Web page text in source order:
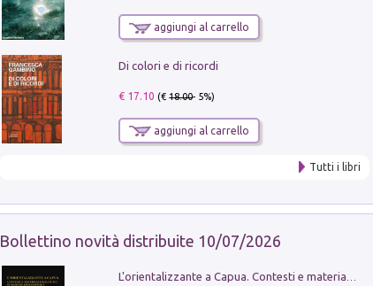
aggiungi al carrello
Di colori e di ricordi
€ 17.10 (€18.00- 5%)
aggiungi al carrello
Tutti i libri
Bollettino novità distribuite 10/07/2026